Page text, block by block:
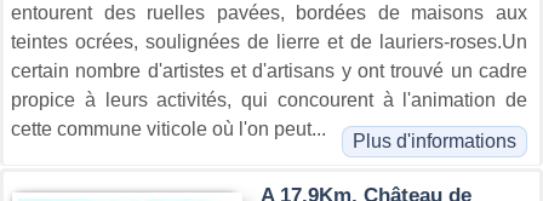
entourent des ruelles pavées, bordées de maisons aux
teintes ocrées, soulignées de lierre et de lauriers-roses.Un
certain nombre d'artistes et d'artisans y ont trouvé un cadre
propice à leurs activités, qui concourent à l'animation de
cette commune viticole où l'on peut...
Plus d'informations
A 17.9Km, Château de